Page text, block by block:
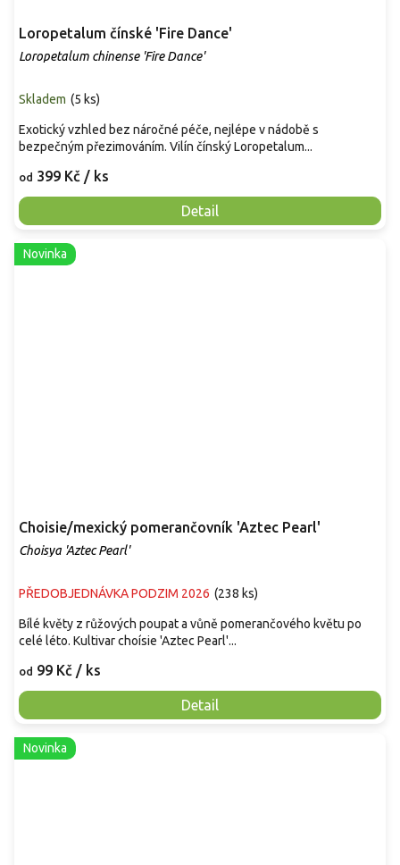
Loropetalum čínské 'Fire Dance'
Loropetalum chinense 'Fire Dance'
Skladem (5 ks)
od 399 Kč / ks
Detail
Exotický vzhled bez náročné péče, nejlépe v nádobě s
bezpečným přezimováním. Vilín čínský Loropetalum...
Novinka
Choisie/mexický pomerančovník 'Aztec Pearl'
Choisya 'Aztec Pearl'
PŘEDOBJEDNÁVKA PODZIM 2026 (238 ks)
od 99 Kč / ks
Detail
Bílé květy z růžových poupat a vůně pomerančového květu po
celé léto. Kultivar choísie 'Aztec Pearl'...
Novinka